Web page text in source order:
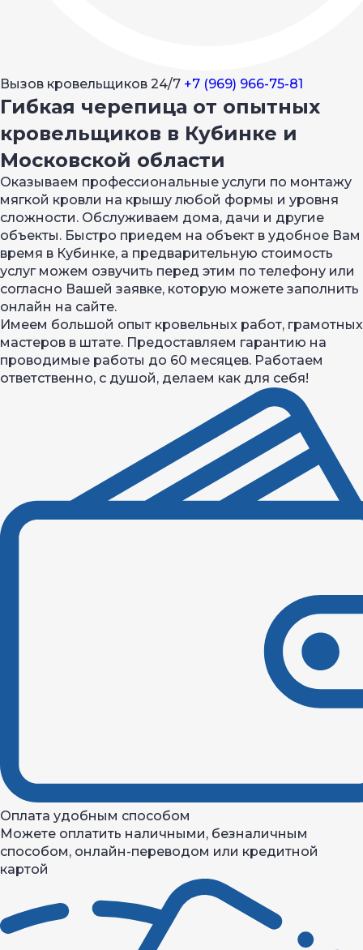
Вызов кровельщиков 24/7 +7 (969) 966-75-81
Гибкая черепица от опытных
кровельщиков в Кубинке и
Московской области
Оказываем профессиональные услуги по монтажу
мягкой кровли на крышу любой формы и уровня
сложности. Обслуживаем дома, дачи и другие
объекты. Быстро приедем на объект в удобное Вам
время в Кубинке, а предварительную стоимость
услуг можем озвучить перед этим по телефону или
согласно Вашей заявке, которую можете заполнить
онлайн на сайте.
Имеем большой опыт кровельных работ, грамотных
мастеров в штате. Предоставляем гарантию на
проводимые работы до 60 месяцев. Работаем
ответственно, с душой, делаем как для себя!
Оплата удобным способом
Можете оплатить наличными, безналичным
способом, онлайн-переводом или кредитной
картой